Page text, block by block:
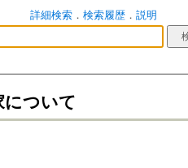
詳細検索． 検索履歴． 説明
について